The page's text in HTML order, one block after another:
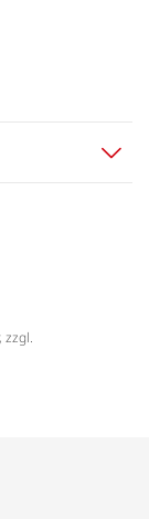
zzgl.